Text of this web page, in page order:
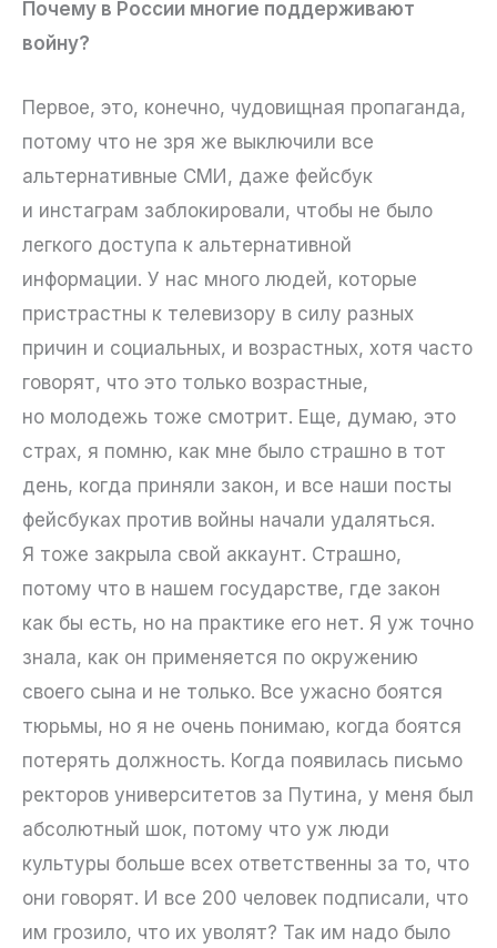
Почему в России многие поддерживают
войну?
Первое, это, конечно, чудовищная пропаганда,
потому что не зря же выключили все
альтернативные СМИ, даже фейсбук
и инстаграм заблокировали, чтобы не было
легкого доступа к альтернативной
информации. У нас много людей, которые
пристрастны к телевизору в силу разных
причин и социальных, и возрастных, хотя часто
говорят, что это только возрастные,
но молодежь тоже смотрит. Еще, думаю, это
страх, я помню, как мне было страшно в тот
день, когда приняли закон, и все наши посты
фейсбуках против войны начали удаляться.
Я тоже закрыла свой аккаунт. Страшно,
потому что в нашем государстве, где закон
как бы есть, но на практике его нет. Я уж точно
знала, как он применяется по окружению
своего сына и не только. Все ужасно боятся
тюрьмы, но я не очень понимаю, когда боятся
потерять должность. Когда появилась письмо
ректоров университетов за Путина, у меня был
абсолютный шок, потому что уж люди
культуры больше всех ответственны за то, что
они говорят. И все 200 человек подписали, что
им грозило, что их уволят? Так им надо было